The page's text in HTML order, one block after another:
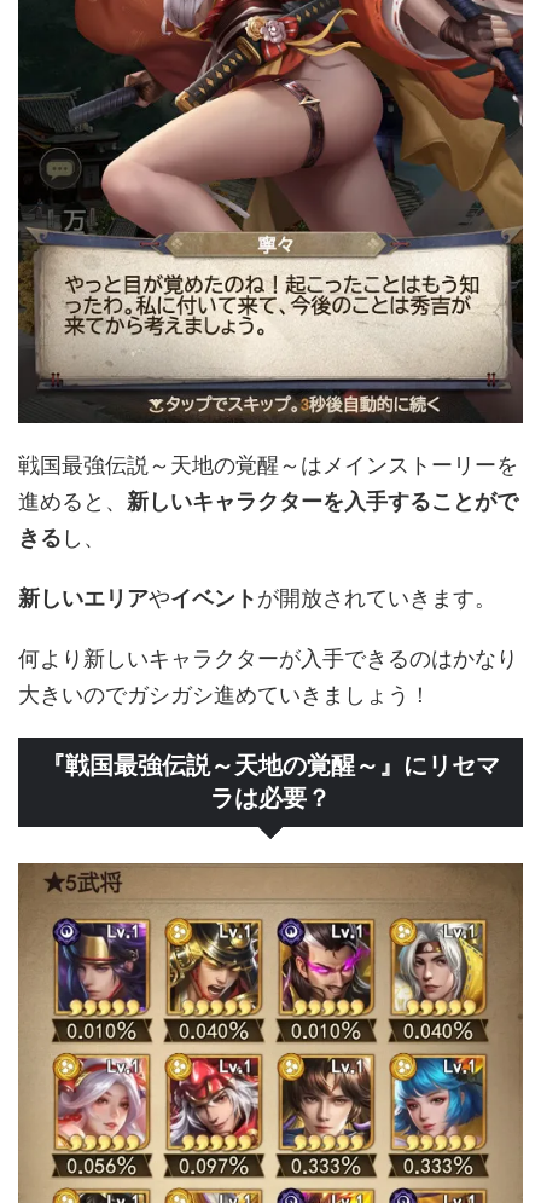
戦国最強伝説～天地の覚醒～はメインストーリーを
進めると、 新しいキャラクターを入手することがで
きる し、
新しいエリアやイベントが開放されていきます。
何より新しいキャラクターが入手できるのはかなり
大きいのでガシガシ進めていきましょう！
『戦国最強伝説～天地の覚醒～』にリセマ
ラは必要？